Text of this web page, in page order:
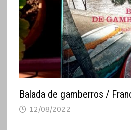
Balada de gamberros /
12/08/2022